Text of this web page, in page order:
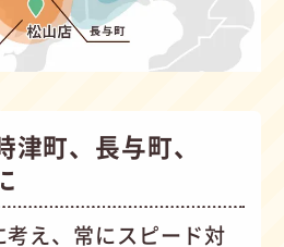
町、長与町、
え、常にスピード対